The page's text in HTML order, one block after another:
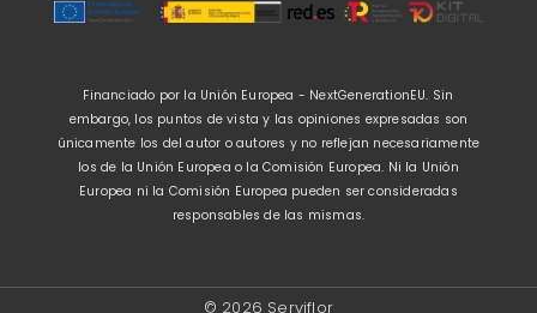
Financiado por la Unión Europea - NextGenerationEU. Sin
embargo, los puntos de vista y las opiniones expresadas son
únicamente los del autor o autores y no reflejan necesariamente
los de la Unión Europea o la Comisión Europea. Ni la Unión
Europea ni la Comisión Europea pueden ser consideradas
responsables de las mismas.
© 2026 Serviflor